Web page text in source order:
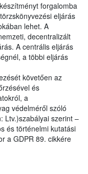
forgalomba
eljárás
lehet. A
decentralizált
A centrális eljárás
a többi eljárás
követően az
és
a
védelméről szóló
Ltv.)szabályai szerint –
és történelmi kutatási
a GDPR 89. cikkére